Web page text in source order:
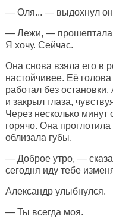
— Оля... — выдохнул
— Лежи, — прошептала
Я хочу. Сейчас.
Она снова взяла его в
настойчивее. Её
работал без
и закрыл глаза,
Через несколько минут
горячо. Она
облизала губы.
— Доброе утро, —
сегодня иду тебе
Александр улыбнулся.
— Ты всегда моя.